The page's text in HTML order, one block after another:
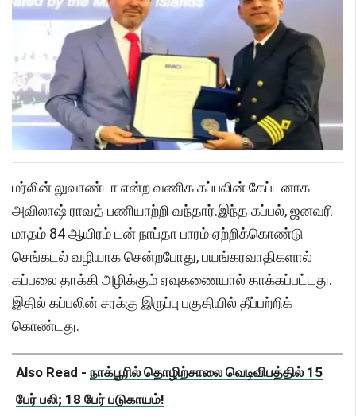
மர்லின் லுவாண்டா என்ற வணிக கப்பலின் கேப்டனாக
அவிலாஷ் ராவத் பணியாற்றி வந்தார்.இந்த கப்பல், ஜனவரி
மாதம் 84 ஆயிரம் டன் நாப்தா பாரம் ஏற்றிக்கொண்டு
செங்கடல் வழியாக சென்றபோது, பயங்கரவாதிகளால்
கப்பலை தாக்கி அழிக்கும் ஏவுகணையால் தாக்கப்பட்டது.
இதில் கப்பலின் சரக்கு இருப்பு பகுதியில் தீப்பற்றிக்
கொண்டது.
Also Read - நாக்பூரில் தொழிற்சாலை வெடிவிபத்தில் 15
பேர் பலி; 18 பேர் படுகாயம்!